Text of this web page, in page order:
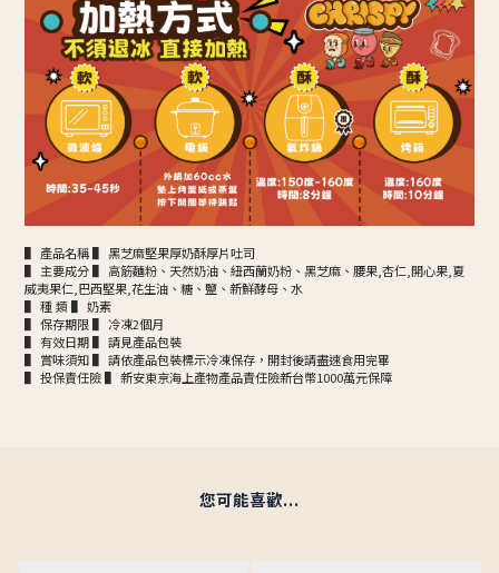
▌ 產品名稱 ▌ 黑芝麻堅果厚奶酥厚片吐司
▌ 主要成分 ▌ 高筋麵粉、天然奶油、紐西蘭奶粉、黑芝麻、腰果,杏仁,開心果,夏
威夷果仁,巴西堅果,花生油、糖、鹽、新鮮酵母、水
▌ 種 類 ▌ 奶素
▌ 保存期限 ▌ 冷凍2個月
▌ 有效日期 ▌ 請見產品包裝
▌ 賞味須知 ▌ 請依產品包裝標示冷凍保存，開封後請盡速食用完畢
▌ 投保責任險 ▌ 新安東京海上產物產品責任險新台幣1000萬元保障
您可能喜歡...